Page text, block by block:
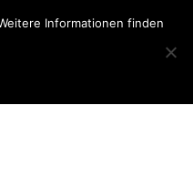
Informationen finden